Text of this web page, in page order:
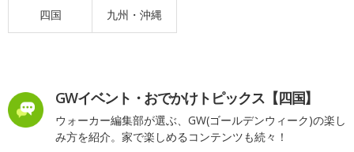
四国 九州・沖縄
GWイベント・おでかけトピックス【四国】
ウォーカー編集部が選ぶ、GW(ゴールデンウィーク)の楽し
み方を紹介。家で楽しめるコンテンツも続々！